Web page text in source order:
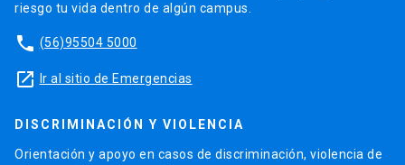
riesgo tu vida dentro de algún campus.
phone (56)95504 5000
launch Ir al sitio de Emergencias
DISCRIMINACIÓN Y VIOLENCIA
Orientación y apoyo en casos de discriminación, violencia de